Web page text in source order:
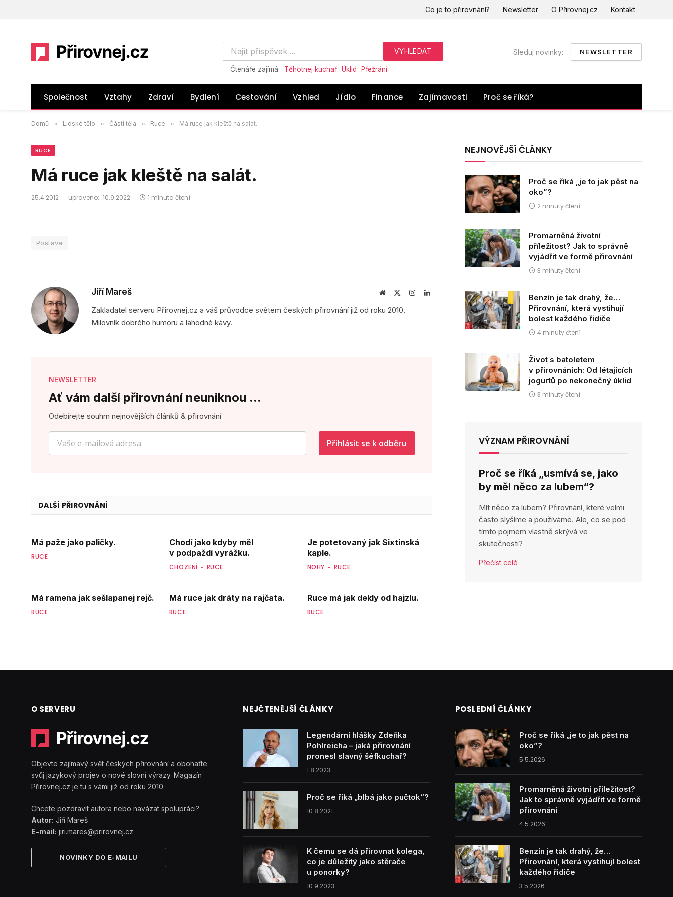
Co je to přirovnání? Newsletter O Přirovnej.cz Kontakt
Čtenáře zajímá: Těhotnej kuchař Úklid Přežrání
Sleduj novinky: NEWSLETTER
Společnost Vztahy Zdraví Bydlení Cestování Vzhled Jídlo Finance Zajímavosti Proč se říká?
Domů » Lidské tělo » Části těla » Ruce » Má ruce jak kleště na salát.
RUCE
Má ruce jak kleště na salát.
25.4.2012 upraveno: 10.9.2022 1 minuta čtení
Postava
Jiří Mareš
Webová
InstagramLinkedIn
Zakladatel serveru Přirovnej.cz a váš průvodce světem českých přirovnání již od roku 2010.
Milovník dobrého humoru a lahodné kávy.
NEWSLETTER
Ať vám další přirovnání neuniknou ...
Odebírejte souhrn nejnovějších článků & přirovnání
Přihlásit se k odběru
DALŠÍ PŘIROVNÁNÍ
Má paže jako paličky.
RUCE
Chodí jako kdyby měl
v podpaždí vyrážku.
CHOZENÍ RUCE
Je potetovaný jak Sixtinská
kaple.
NOHY RUCE
Má ramena jak sešlapanej rejč.
RUCE
Má ruce jak dráty na rajčata.
RUCE
Ruce má jak dekly od hajzlu.
RUCE
NEJNOVĚJŠÍ ČLÁNKY
Proč se říká „je to jak pěst na
oko”?
2 minuty čtení
Promarněná životní
příležitost? Jak to správně
vyjádřit ve formě přirovnání
3 minuty čtení
Benzín je tak drahý, že…
Přirovnání, která vystihují
bolest každého řidiče
4 minuty čtení
Život s batoletem
v přirovnáních: Od létajících
jogurtů po nekonečný úklid
3 minuty čtení
VÝZNAM PŘIROVNÁNÍ
Proč se říká „usmívá se, jako
by měl něco za lubem“?
Mít něco za lubem? Přirovnání, které velmi
často slyšíme a používáme. Ale, co se pod
tímto pojmem vlastně skrývá ve
skutečnosti?
Přečíst celé
O SERVERU
Objevte zajímavý svět českých přirovnání a obohaťte
svůj jazykový projev o nové slovní výrazy. Magazín
Přirovnej.cz je tu s vámi již od roku 2010.
Chcete pozdravit autora nebo navázat spolupráci?
Autor: Jiří Mareš
E-mail: jiri.mares@prirovnej.cz
NOVINKY DO E-MAILU
NEJČTENĚJŠÍ ČLÁNKY
Legendární hlášky Zdeňka
Pohlreicha – jaká přirovnání
pronesl slavný šéfkuchař?
1.8.2023
Proč se říká „blbá jako pučtok“?
10.8.2021
K čemu se dá přirovnat kolega,
co je důležitý jako stěrače
u ponorky?
10.9.2023
POSLEDNÍ ČLÁNKY
Proč se říká „je to jak pěst na
oko”?
5.5.2026
Promarněná životní příležitost?
Jak to správně vyjádřit ve formě
přirovnání
4.5.2026
Benzín je tak drahý, že…
Přirovnání, která vystihují bolest
každého řidiče
3.5.2026